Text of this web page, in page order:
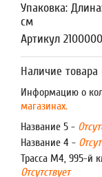
Упаковка:
см
Артикул
Наличие
Информацию о
магазинах.
Название 5 -
Название 4 -
Трасса М4, 995-й
Отсутствует